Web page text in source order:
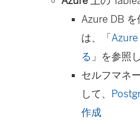
Azure DB
は、「
る 」を参照
セルフマネ
して、
作成